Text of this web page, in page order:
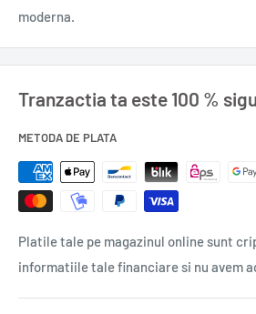
fantastică, încât ţi se taie respiraţia. Ar
absorbit dacă nu am avea cu toţii acel
extraordinar: creierul. Eagleman se
oricine de dezlegarea misterului
materiei cenuşii electrice aflate între
(STEPHEN FRY)
moderna.
Tranzactia ta este 100 %
METODA DE PLATA
Platile tale pe magazinul online sunt
informatiile tale financiare si nu avem